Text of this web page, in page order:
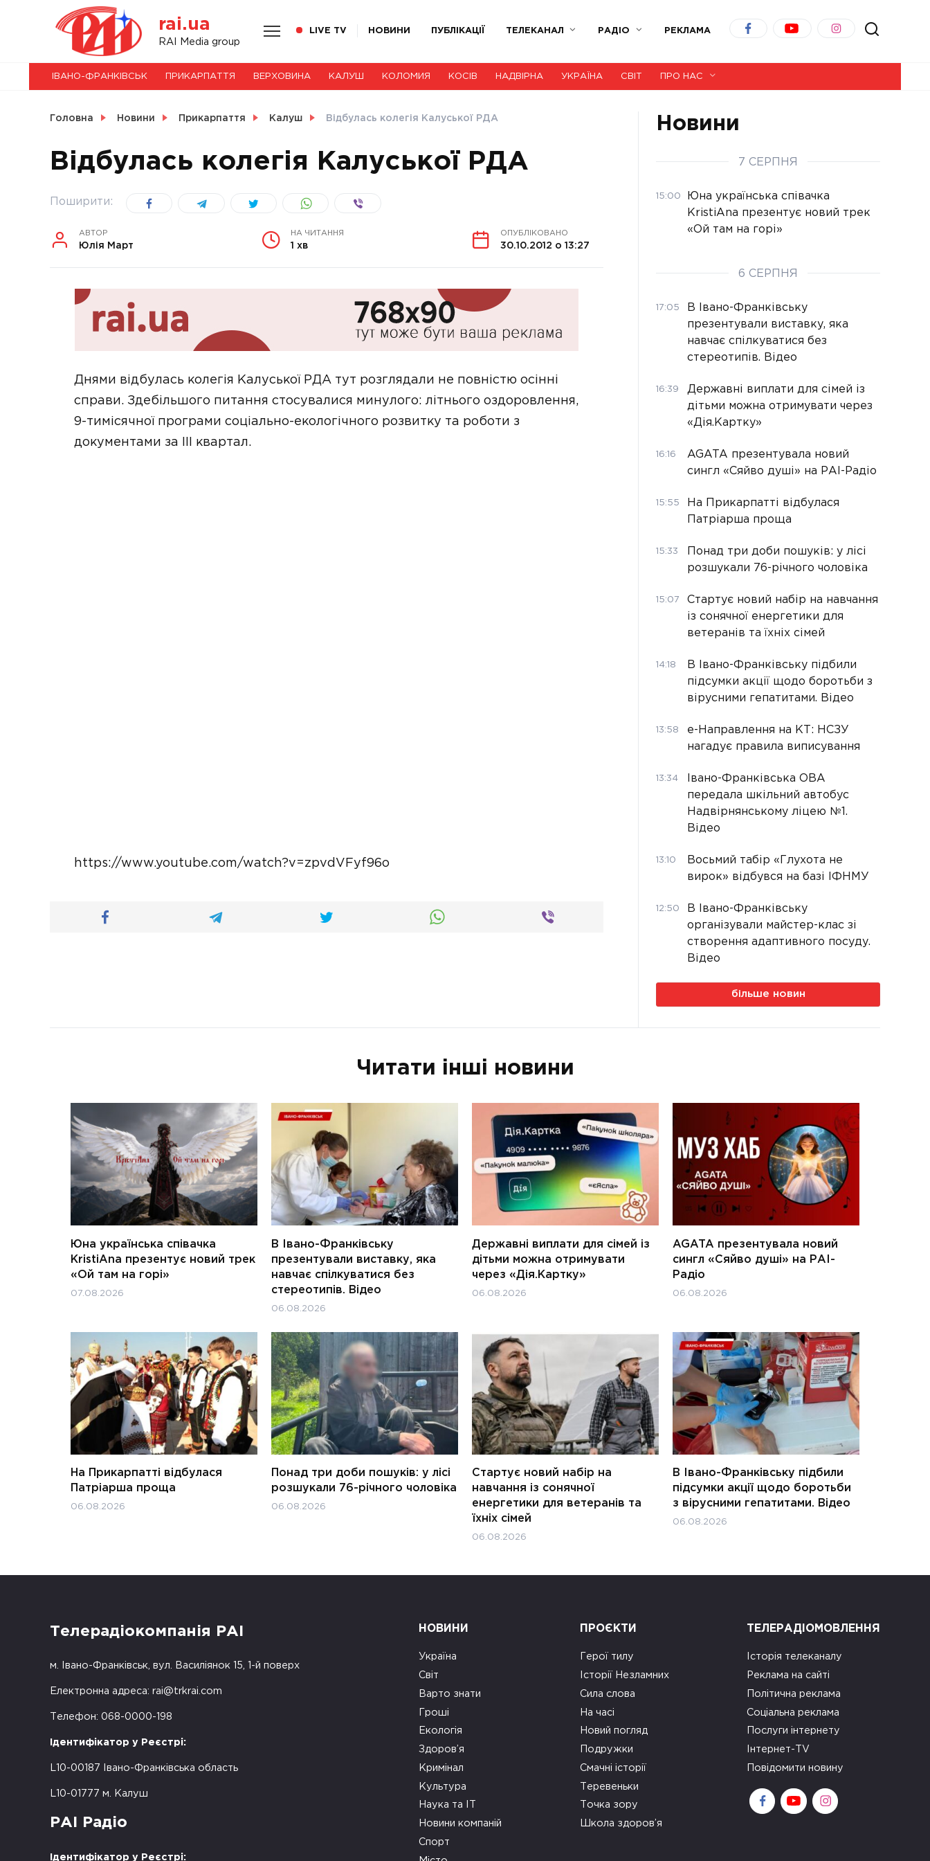
rai.ua
RAI Media group
LIVE TV НОВИНИ ПУБЛІКАЦІЇ ТЕЛЕКАНАЛ РАДІО РЕКЛАМА
НОВИНИ
СВІТ
ІВАНО-ФРАНКІВСЬК ПРИКАРПАТТЯ ВЕРХОВИНА КАЛУШ КОЛОМИЯ КОСІВ НАДВІРНА УКРАЇНА СВІТ ПРО НАС
Головна Новини Прикарпаття Калуш Відбулась колегія Калуської РДА
Відбулась колегія Калуської РДА
Поширити:
АВТОР
Юлія Март
НА ЧИТАННЯ
1 хв
ОПУБЛІКОВАНО
30.10.2012 о 13:27
Днями відбулась колегія Калуської РДА тут розглядали не повністю осінні
справи. Здебільшого питання стосувалися минулого: літнього оздоровлення,
9-тимісячної програми соціально-екологічного розвитку та роботи з
документами за ІІІ квартал.
https://www.youtube.com/watch?v=zpvdVFyf96o
Новини
7 СЕРПНЯ
15:00
Юна українська співачка
KristiAna презентує новий трек
«Ой там на горі»
6 СЕРПНЯ
17:05
В Івано-Франківську
презентували виставку, яка
навчає спілкуватися без
стереотипів. Відео
16:39
Державні виплати для сімей із
дітьми можна отримувати через
«Дія.Картку»
16:16
AGATA презентувала новий
сингл «Сяйво душі» на РАІ-Радіо
15:55
На Прикарпатті відбулася
Патріарша проща
15:33
Понад три доби пошуків: у лісі
розшукали 76-річного чоловіка
15:07
Стартує новий набір на навчання
із сонячної енергетики для
ветеранів та їхніх сімей
14:18
В Івано-Франківську підбили
підсумки акції щодо боротьби з
вірусними гепатитами. Відео
13:58
е-Направлення на КТ: НСЗУ
нагадує правила виписування
13:34
Івано-Франківська ОВА
передала шкільний автобус
Надвірнянському ліцею №1.
Відео
13:10
Восьмий табір «Глухота не
вирок» відбувся на базі ІФНМУ
12:50
В Івано-Франківську
організували майстер-клас зі
створення адаптивного посуду.
Відео
більше новин
Читати інші новини
Юна українська співачка
KristiAna презентує новий трек
«Ой там на горі»
07.08.2026
В Івано-Франківську
презентували виставку, яка
навчає спілкуватися без
стереотипів. Відео
06.08.2026
Державні виплати для сімей із
дітьми можна отримувати
через «Дія.Картку»
06.08.2026
AGATA презентувала новий
сингл «Сяйво душі» на РАІ-
Радіо
06.08.2026
На Прикарпатті відбулася
Патріарша проща
06.08.2026
Понад три доби пошуків: у лісі
розшукали 76-річного чоловіка
06.08.2026
Стартує новий набір на
навчання із сонячної
енергетики для ветеранів та
їхніх сімей
06.08.2026
В Івано-Франківську підбили
підсумки акції щодо боротьби
з вірусними гепатитами. Відео
06.08.2026
Телерадіокомпанія РАІ
м. Івано-Франківськ, вул. Василіянок 15, 1-й поверх
Електронна адреса: rai@trkrai.com
Телефон: 068-0000-198
Ідентифікатор у Реєстрі:
L10-00187 Івано-Франківська область
L10-01777 м. Калуш
РАІ Радіо
Ідентифікатор у Реєстрі:
НОВИНИ
Україна
Світ
Варто знати
Гроші
Екологія
Здоров’я
Кримінал
Культура
Наука та ІТ
Новини компаній
Спорт
ПРОЄКТИ
Герої тилу
Історії Незламних
Сила слова
На часі
Новий погляд
Подружки
Смачні історії
Теревеньки
Точка зору
Школа здоров’я
ТЕЛЕРАДІОМОВЛЕННЯ
Історія телеканалу
Реклама на сайті
Політична реклама
Соціальна реклама
Послуги інтернету
Інтернет-TV
Повідомити новину